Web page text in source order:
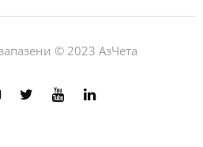
© 2023 АзЧета